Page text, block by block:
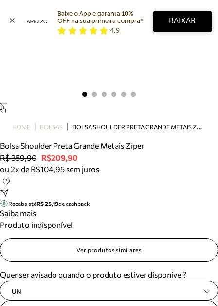
Bolsa
Tamanco
Tênis
Mule
Tire dúvidas sobre pedidos, devoluções e mais.
Meus pedidos
Acompanhe seus pedidos e solicite devoluções.
Baixe o App e garanta 10%
OFF na sua primeira compra*
4,9
BAIXAR
HOME BOLSAS B
OLSA SHOULDER PRETA GRANDE METAIS ZÍPER
Bolsa Shoulder Preta Grande Metais Zíper
R$ 359,90 R$209,90
ou 2x de R$104,95 sem juros
Receba atéR$ 25,19de cashback
Saiba mais
Produto indisponível
Ver produtos similares
Quer ser avisado quando o produto estiver disponível?
UN